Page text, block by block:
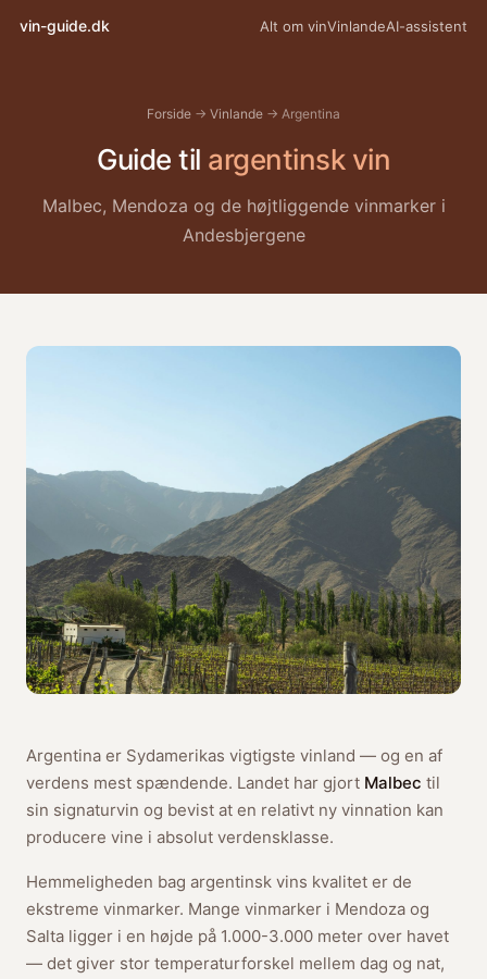
vin-guide.dk Alt om vinVinlandeAI-assistent
Forside → Vinlande → Argentina
Guide til argentinsk vin
Malbec, Mendoza og de højtliggende vinmarker i
Andesbjergene
Argentina er Sydamerikas vigtigste vinland — og en af
verdens mest spændende. Landet har gjort Malbec til
sin signaturvin og bevist at en relativt ny vinnation kan
producere vine i absolut verdensklasse.
Hemmeligheden bag argentinsk vins kvalitet er de
ekstreme vinmarker. Mange vinmarker i Mendoza og
Salta ligger i en højde på 1.000-3.000 meter over havet
— det giver stor temperaturforskel mellem dag og nat,